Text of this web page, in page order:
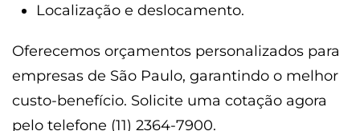
Localização e deslocamento.
Oferecemos orçamentos personalizados para
empresas de São Paulo, garantindo o melhor
custo-benefício. Solicite uma cotação agora
pelo telefone (11) 2364-7900.